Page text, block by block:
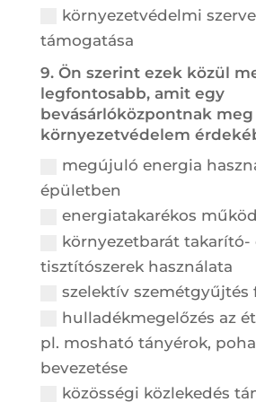
környezetvédelmi
támogatása
9. Ön szerint ezek közül
legfontosabb, amit egy
bevásárlóközpontnak
környezetvédelem
megújuló energia
épületben
energiatakarékos
környezetbarát takarító-
tisztítószerek használata
szelektív szemétgyűjtés
hulladékmegelőzés az
pl. mosható tányérok,
bevezetése
közösségi közlekedés